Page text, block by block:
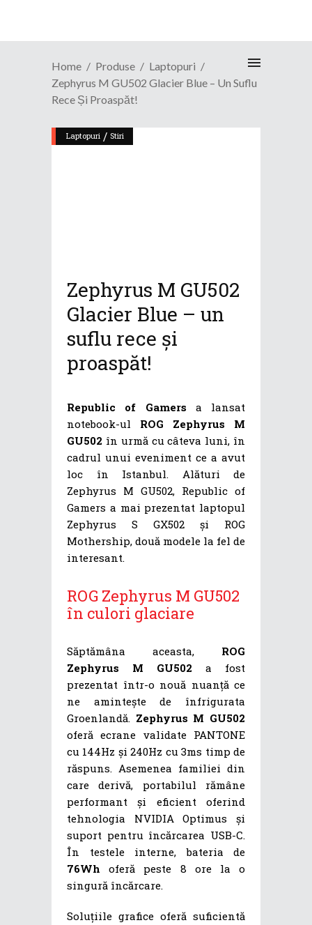
Home Produse
Laptopuri
Zephyrus M GU502 Glacier Blue – Un Suflu
Rece Și Proaspăt!
Laptopuri / Stiri
Zephyrus M GU502
Glacier Blue – un
suflu rece și
proaspăt!
Republic of Gamers a lansat
notebook-ul ROG Zephyrus M
GU502 în urmă cu câteva luni, în
cadrul unui eveniment ce a avut
loc în Istanbul. Alături de
Zephyrus M GU502, Republic of
Gamers a mai prezentat laptopul
Zephyrus S GX502 și ROG
Mothership, două modele la fel de
interesant.
ROG Zephyrus M GU502
în culori glaciare
Săptămâna aceasta, ROG
Zephyrus M GU502 a fost
prezentat într-o nouă nuanță ce
ne amintește de înfrigurata
Groenlandă. Zephyrus M GU502
oferă ecrane validate PANTONE
cu 144Hz și 240Hz cu 3ms timp de
răspuns. Asemenea familiei din
care derivă, portabilul rămâne
performant și eficient oferind
tehnologia NVIDIA Optimus și
suport pentru încărcarea USB-C.
În testele interne, bateria de
76Wh oferă peste 8 ore la o
singură încărcare.
Soluțiile grafice oferă suficientă